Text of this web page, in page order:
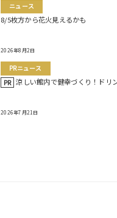
ニュース
8/5枚方から花火見えるかも
2026年8月2日
PRニュース
PR 涼しい館内で健幸づくり！ドリ
2026年7月21日